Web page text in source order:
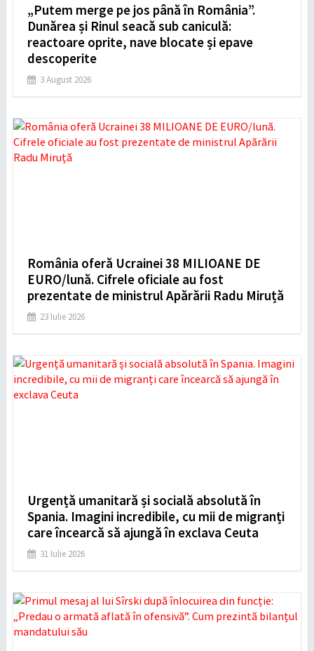
„Putem merge pe jos până în România”.
Dunărea și Rinul seacă sub caniculă:
reactoare oprite, nave blocate și epave
descoperite
3 August 2026
România oferă Ucrainei 38 MILIOANE DE
EURO/lună. Cifrele oficiale au fost
prezentate de ministrul Apărării Radu Miruță
23 Iulie 2026
Urgență umanitară și socială absolută în
Spania. Imagini incredibile, cu mii de migranți
care încearcă să ajungă în exclava Ceuta
31 Iulie 2026